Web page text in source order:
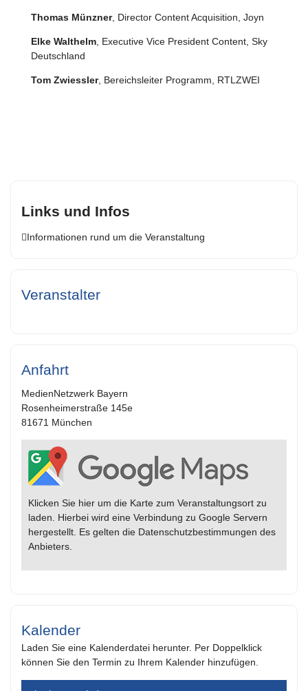
Thomas Münzner, Director Content Acquisition, Joyn
Elke Walthelm , Executive Vice President Content, Sky
Deutschland
Tom Zwiessler, Bereichsleiter Programm, RTLZWEI
Links und Infos
Informationen rund um die Veranstaltung
Veranstalter
Anfahrt
MedienNetzwerk Bayern
Rosenheimerstraße 145e
81671 München
Klicken Sie hier um die Karte zum Veranstaltungsort zu
laden. Hierbei wird eine Verbindung zu Google Servern
hergestellt. Es gelten die Datenschutzbestimmungen des
Anbieters.
Kalender
Laden Sie eine Kalenderdatei herunter. Per Doppelklick
können Sie den Termin zu Ihrem Kalender hinzufügen.